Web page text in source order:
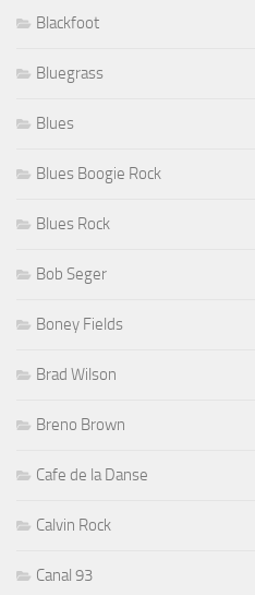
Blackfoot
Bluegrass
Blues
Blues Boogie Rock
Blues Rock
Bob Seger
Boney Fields
Brad Wilson
Breno Brown
Cafe de la Danse
Calvin Rock
Canal 93